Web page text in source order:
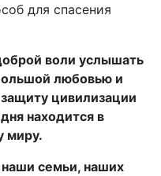
для спасения
воли услышать
любовью и
цивилизации
находится в
миру.
семьи, наших